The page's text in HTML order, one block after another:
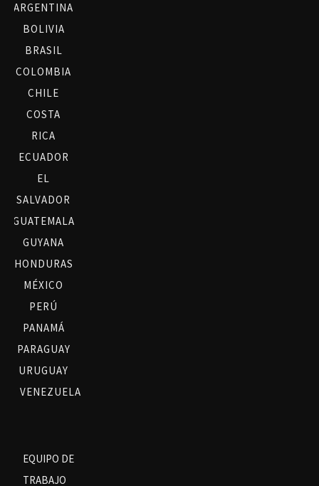
ARGENTINA
BOLIVIA
BRASIL
COLOMBIA
CHILE
COSTA
RICA
ECUADOR
EL
SALVADOR
GUATEMALA
GUYANA
HONDURAS
MÉXICO
PERÚ
PANAMÁ
PARAGUAY
URUGUAY
VENEZUELA
EQUIPO DE
TRABAJO